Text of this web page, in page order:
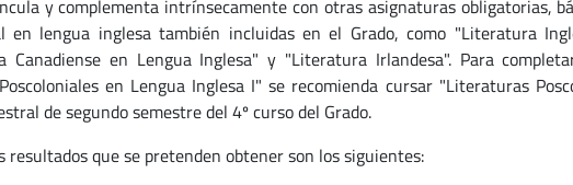
y complementa intrínsecamente con otras asignaturas obligatorias,
lengua inglesa también incluidas en el Grado, como "Literatura
Canadiense en Lengua Inglesa" y "Literatura Irlandesa". Para
en Lengua Inglesa I" se recomienda cursar "Literaturas
de segundo semestre del 4º curso del Grado.
resultados que se pretenden obtener son los siguientes: